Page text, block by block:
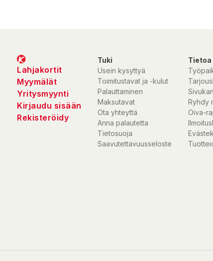
Lahjakortit
Myymälät
Yritysmyynti
Kirjaudu sisään
Rekisteröidy
Tuki
Usein kysyttyä
Toimitustavat ja -kulut
Palauttaminen
Maksutavat
Ota yhteyttä
Anna palautetta
Tietosuoja
Saavutettavuusseloste
Ryhdy
Oiva-